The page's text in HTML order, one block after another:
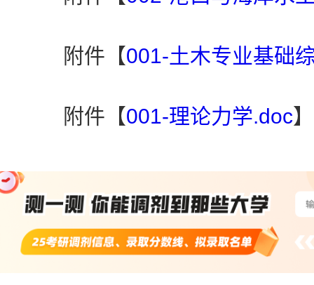
附件【001-土木专业基础
附件【001-理论力学.doc】